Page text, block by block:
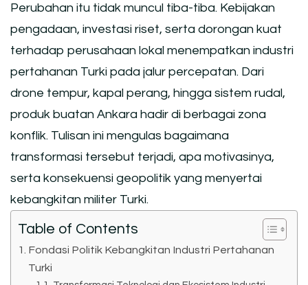
Perubahan itu tidak muncul tiba-tiba. Kebijakan
pengadaan, investasi riset, serta dorongan kuat
terhadap perusahaan lokal menempatkan industri
pertahanan Turki pada jalur percepatan. Dari
drone tempur, kapal perang, hingga sistem rudal,
produk buatan Ankara hadir di berbagai zona
konflik. Tulisan ini mengulas bagaimana
transformasi tersebut terjadi, apa motivasinya,
serta konsekuensi geopolitik yang menyertai
kebangkitan militer Turki.
Table of Contents
Fondasi Politik Kebangkitan Industri Pertahanan
Turki